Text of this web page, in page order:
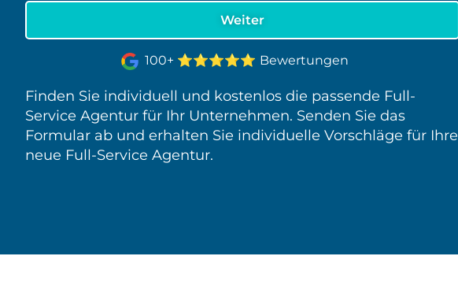
100+ ⭐⭐⭐⭐⭐ Bewertungen
Finden Sie individuell und kostenlos die passende Full-
Service Agentur für Ihr Unternehmen. Senden Sie das
Formular ab und erhalten Sie individuelle Vorschläge für Ihre
neue Full-Service Agentur.